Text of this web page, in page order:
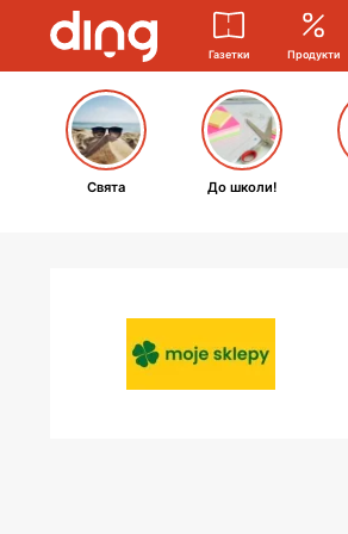
Газетки Продукти
Свята До школи!